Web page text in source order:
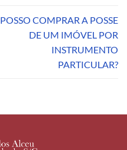
POSSO COMPRAR A POSSE
DE UM IMÓVEL POR
INSTRUMENTO
PARTICULAR?